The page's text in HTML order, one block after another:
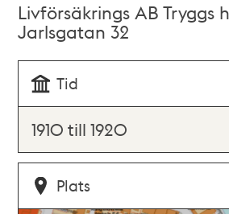
Livförsäkrings AB Tryggs
Jarlsgatan 32
Tid
1910 till 1920
Plats